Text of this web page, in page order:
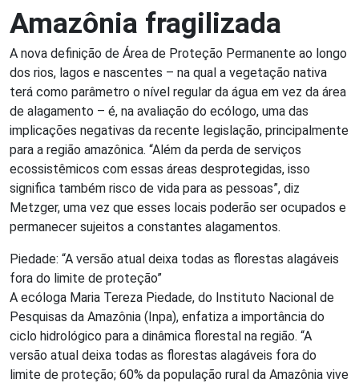
Amazônia fragilizada
A nova definição de Área de Proteção Permanente ao longo
dos rios, lagos e nascentes – na qual a vegetação nativa
terá como parâmetro o nível regular da água em vez da área
de alagamento – é, na avaliação do ecólogo, uma das
implicações negativas da recente legislação, principalmente
para a região amazônica. “Além da perda de serviços
ecossistêmicos com essas áreas desprotegidas, isso
significa também risco de vida para as pessoas”, diz
Metzger, uma vez que esses locais poderão ser ocupados e
permanecer sujeitos a constantes alagamentos.
Piedade: “A versão atual deixa todas as florestas alagáveis
fora do limite de proteção”
A ecóloga Maria Tereza Piedade, do Instituto Nacional de
Pesquisas da Amazônia (Inpa), enfatiza a importância do
ciclo hidrológico para a dinâmica florestal na região. “A
versão atual deixa todas as florestas alagáveis fora do
limite de proteção; 60% da população rural da Amazônia vive